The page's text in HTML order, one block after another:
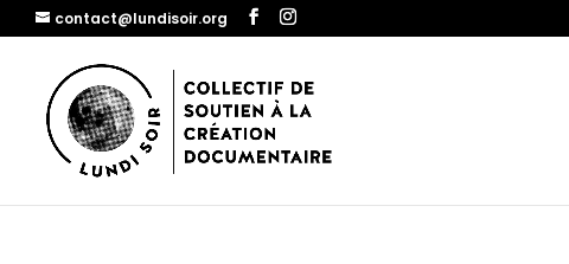
contact@lundisoir.org